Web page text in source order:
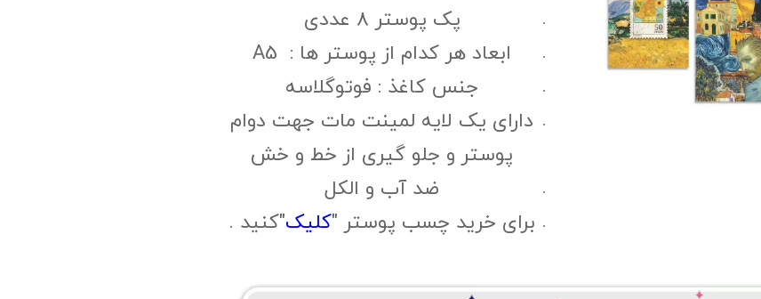
پک پوستر 8 عددی
ابعاد هر کدام از پوستر ها : A5
جنس کاغذ :‌ فوتوگلاسه
دارای یک لایه لمینت مات جهت دوام
پوستر و جلو گیری از خط و خش
ضد آب و الکل
برای خرید چسب پوستر "کلیک"کنید .